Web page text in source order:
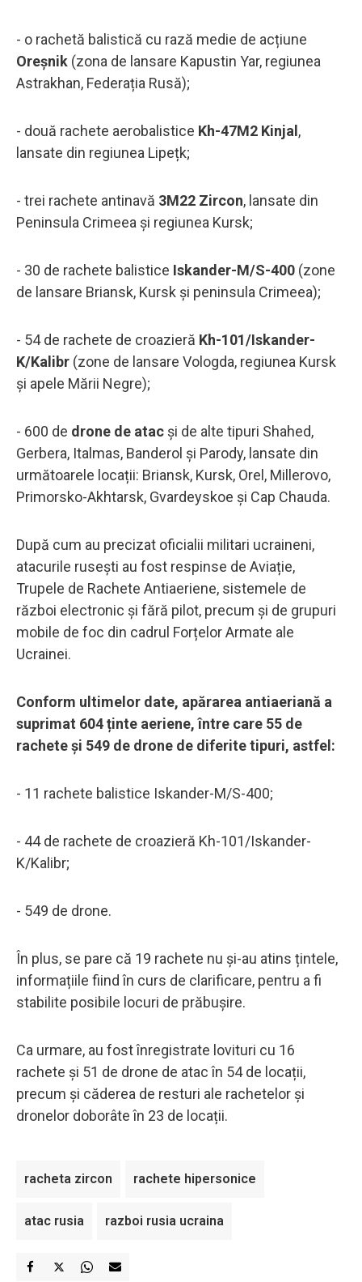
- o rachetă balistică cu rază medie de acțiune
Oreșnik (zona de lansare Kapustin Yar, regiunea
Astrakhan, Federația Rusă);
- două rachete aerobalistice Kh-47M2 Kinjal ,
lansate din regiunea Lipețk;
- trei rachete antinavă 3M22 Zircon, lansate din
Peninsula Crimeea și regiunea Kursk;
- 30 de rachete balistice Iskander-M/S-400 (zone
de lansare Briansk, Kursk și peninsula Crimeea);
- 54 de rachete de croazieră Kh-101/Iskander-
K/Kalibr (zone de lansare Vologda, regiunea Kursk
și apele Mării Negre);
- 600 de drone de atac și de alte tipuri Shahed,
Gerbera, Italmas, Banderol și Parody, lansate din
următoarele locații: Briansk, Kursk, Orel, Millerovo,
Primorsko-Akhtarsk, Gvardeyskoe și Cap Chauda.
După cum au precizat oficialii militari ucraineni,
atacurile rusești au fost respinse de Aviație,
Trupele de Rachete Antiaeriene, sistemele de
război electronic și fără pilot, precum și de grupuri
mobile de foc din cadrul Forțelor Armate ale
Ucrainei.
Conform ultimelor date, apărarea antiaeriană a
suprimat 604 ținte aeriene, între care 55 de
rachete și 549 de drone de diferite tipuri, astfel:
- 11 rachete balistice Iskander-M/S-400;
- 44 de rachete de croazieră Kh-101/Iskander-
K/Kalibr;
- 549 de drone.
În plus, se pare că 19 rachete nu și-au atins țintele,
informațiile fiind în curs de clarificare, pentru a fi
stabilite posibile locuri de prăbușire.
Ca urmare, au fost înregistrate lovituri cu 16
rachete și 51 de drone de atac în 54 de locații,
precum și căderea de resturi ale rachetelor și
dronelor doborâte în 23 de locații.
racheta zircon rachete hipersonice
atac rusia razboi rusia ucraina